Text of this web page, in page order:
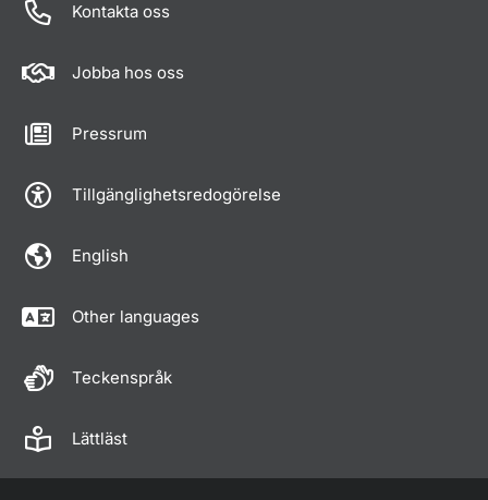
Kontakta oss
Jobba hos oss
Pressrum
Tillgänglighetsredogörelse
English
Other languages
Teckenspråk
Lättläst